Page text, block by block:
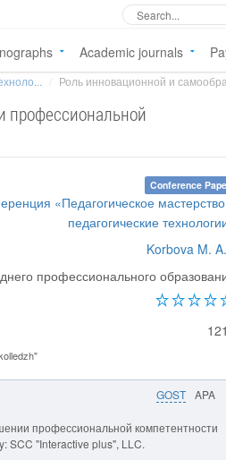
Academic journals
Роль инновационной и
профессиональной
Conference
«Педагогическое
педагогические
Korbova M. A.
профессионального
GOST APA
профессиональной компетентности
SCC "Interactive plus", LLC.